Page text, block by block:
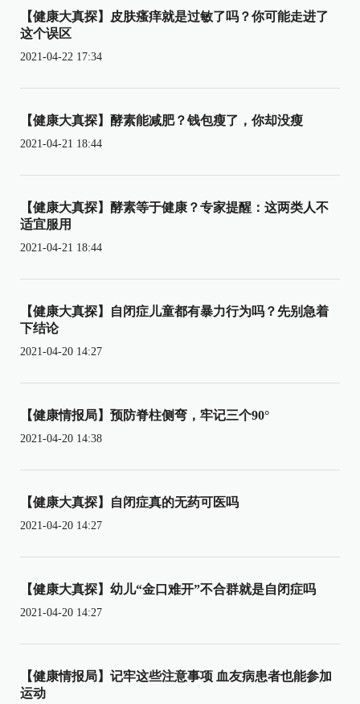
【健康大真探】皮肤瘙痒就是过敏了吗？你可能走进了
这个误区
2021-04-22 17:34
【健康大真探】酵素能减肥？钱包瘦了，你却没瘦
2021-04-21 18:44
【健康大真探】酵素等于健康？专家提醒：这两类人不
适宜服用
2021-04-21 18:44
【健康大真探】自闭症儿童都有暴力行为吗？先别急着
下结论
2021-04-20 14:27
【健康情报局】预防脊柱侧弯，牢记三个90°
2021-04-20 14:38
【健康大真探】自闭症真的无药可医吗
2021-04-20 14:27
【健康大真探】幼儿“金口难开”不合群就是自闭症吗
2021-04-20 14:27
【健康情报局】记牢这些注意事项 血友病患者也能参加
运动